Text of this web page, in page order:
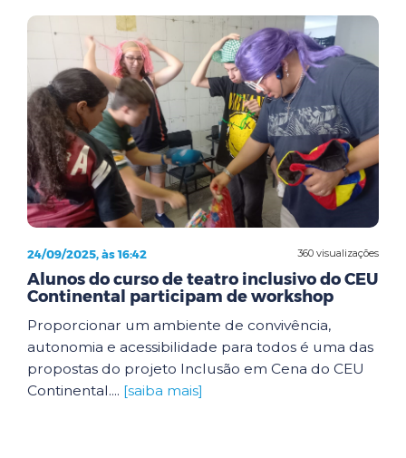
360 visualizações
24/09/2025, às 16:42
Alunos do curso de teatro inclusivo do CEU
Continental participam de workshop
Proporcionar um ambiente de convivência,
autonomia e acessibilidade para todos é uma das
propostas do projeto Inclusão em Cena do CEU
Continental.... [saiba mais]